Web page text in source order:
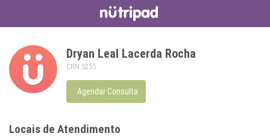
Dryan Leal Lacerda Rocha
CRN 5255
Agendar Consulta
Locais de Atendimento